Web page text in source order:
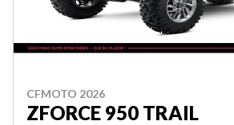
CFMOTO 2026
ZFORCE 950 TRAIL